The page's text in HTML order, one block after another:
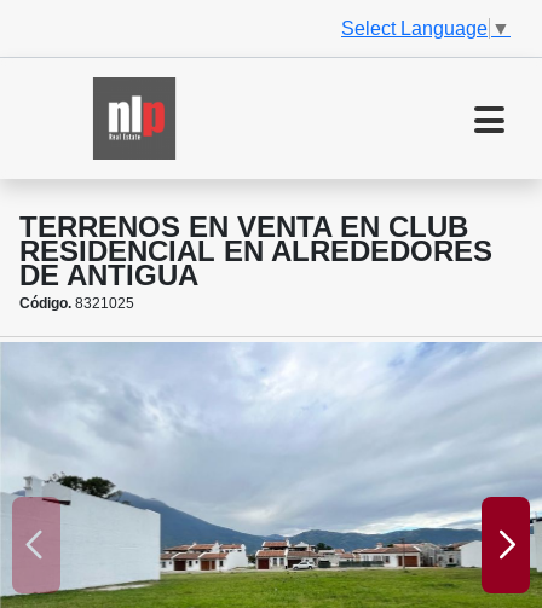
Select Language ▼
TERRENOS EN VENTA EN CLUB
RESIDENCIAL EN ALREDEDORES
DE ANTIGUA
Código. 8321025